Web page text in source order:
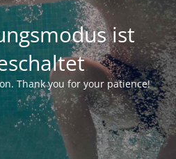
ist
Thank you for your patience!